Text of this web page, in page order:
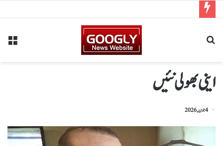
اینی بھولی نئیں
4 جون, 2026